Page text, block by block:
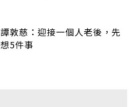
譚敦慈：迎接一個人老後，先
想5件事